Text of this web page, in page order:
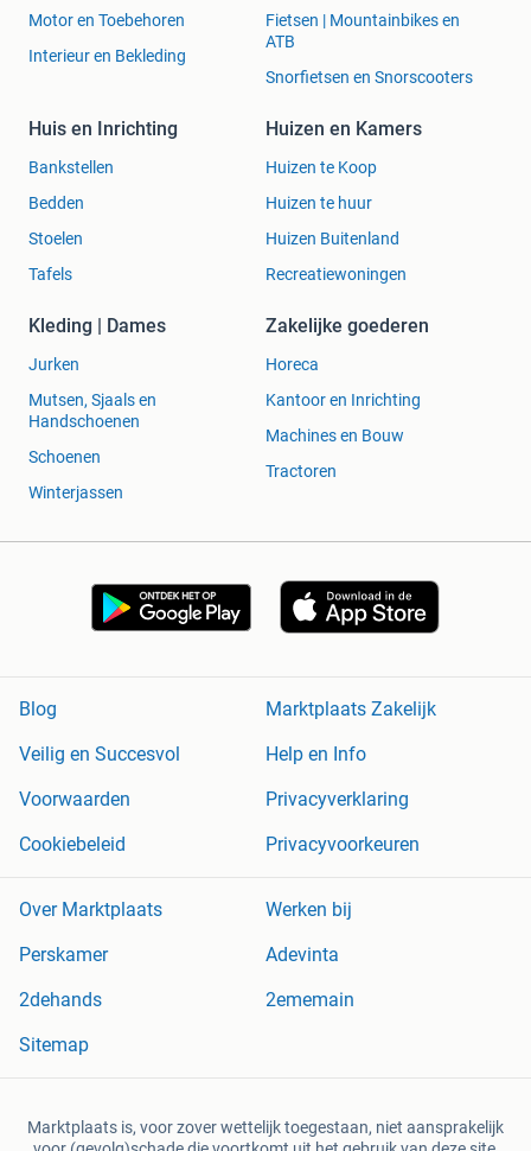
Motor en Toebehoren
Interieur en Bekleding
Fietsen | Mountainbikes en
ATB
Snorfietsen en Snorscooters
Huis en Inrichting
Bankstellen
Bedden
Stoelen
Tafels
Huizen en Kamers
Huizen te Koop
Huizen te huur
Huizen Buitenland
Recreatiewoningen
Kleding | Dames
Jurken
Mutsen, Sjaals en
Handschoenen
Schoenen
Winterjassen
Zakelijke goederen
Horeca
Kantoor en Inrichting
Machines en Bouw
Tractoren
Blog
Marktplaats Zakelijk
Veilig en Succesvol
Help en Info
Voorwaarden
Privacyverklaring
Cookiebeleid
Privacyvoorkeuren
Over Marktplaats
Werken bij
Perskamer
Adevinta
2dehands
2ememain
Sitemap
Marktplaats is, voor zover wettelijk toegestaan, niet aansprakelijk